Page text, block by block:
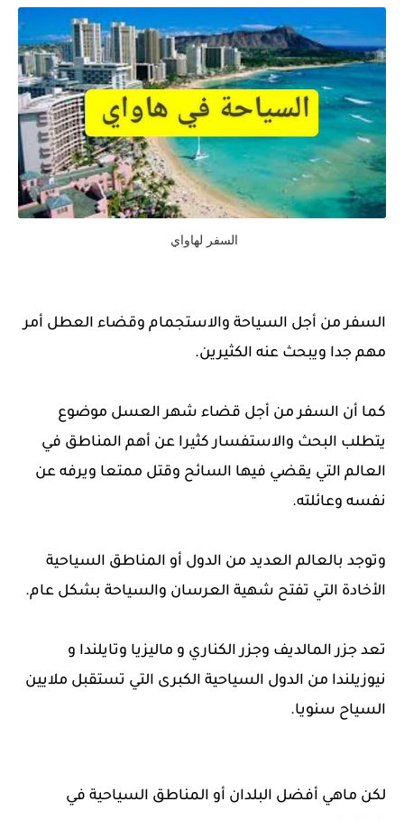
السفر لهاواي
السفر من أجل السياحة والاستجمام وقضاء العطل أمر
مهم جدا ويبحث عنه الكثيرين.
كما أن السفر من أجل قضاء شهر العسل موضوع
يتطلب البحث والاستفسار كثيرا عن أهم المناطق في
العالم التي يقضي فيها السائح وقتل ممتعا ويرفه عن
نفسه وعائلته.
وتوجد بالعالم العديد من الدول أو المناطق السياحية
الأخادة التي تفتح شهية العرسان والسياحة بشكل عام.
تعد جزر المالديف وجزر الكناري و ماليزيا وتايلندا و
نيوزيلندا من الدول السياحية الكبرى التي تستقبل ملايين
السياح سنويا.
لكن ماهي أفضل البلدان أو المناطق السياحية في